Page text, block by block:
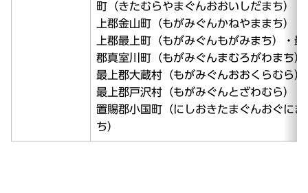
町（きたむらやまぐんおおいしだまち）・
上郡金山町（もがみぐんかねやままち）・
上郡最上町（もがみぐんもがみまち）・最
郡真室川町（もがみぐんまむろがわまち）
最上郡大蔵村（もがみぐんおおくらむら）
最上郡戸沢村（もがみぐんとざわむら）・
置賜郡小国町（にしおきたまぐんおぐにま
ち）